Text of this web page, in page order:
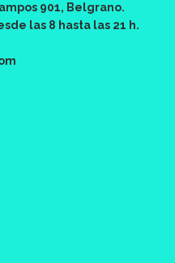
901, Belgrano.
las 8 hasta las 21 h.